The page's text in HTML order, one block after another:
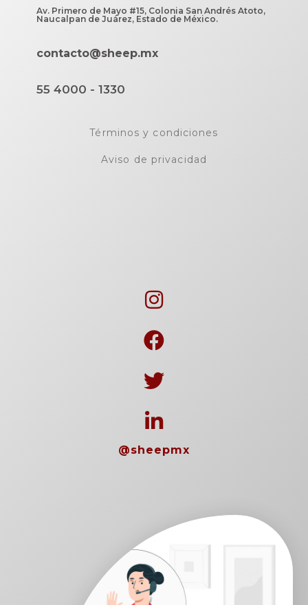
Av. Primero de Mayo #15, Colonia San Andrés Atoto,
Naucalpan de Juárez, Estado de México.
contacto@sheep.mx
55 4000 - 1330
Términos y condiciones
Aviso de privacidad
@sheepmx